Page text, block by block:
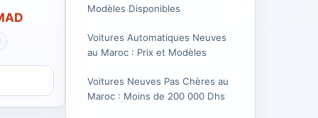
Modèles Disponibles
Voitures Automatiques Neuves
au Maroc : Prix et Modèles
Voitures Neuves Pas Chères au
Maroc : Moins de 200 000 Dhs